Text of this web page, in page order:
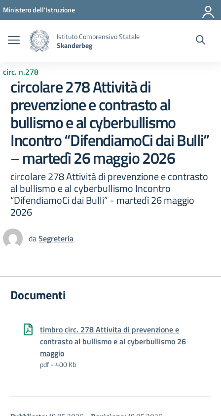
Vai ai contenuti
Vai al menu di navigazione
Vai al footer
Ministero dell'Istruzione
Istituto Comprensivo Statale
Skanderbeg
circ. n.278
circolare 278 Attività di
prevenzione e contrasto al
bullismo e al cyberbullismo
Incontro “DifendiamoCi dai Bulli”
– martedì 26 maggio 2026
circolare 278 Attività di prevenzione e contrasto
al bullismo e al cyberbullismo Incontro
“DifendiamoCi dai Bulli” - martedì 26 maggio
2026
daSegreteria
Documenti
timbro circ. 278 Attivita di prevenzione e
contrasto al bullismo e al cyberbullismo 26
maggio
pdf - 400 Kb